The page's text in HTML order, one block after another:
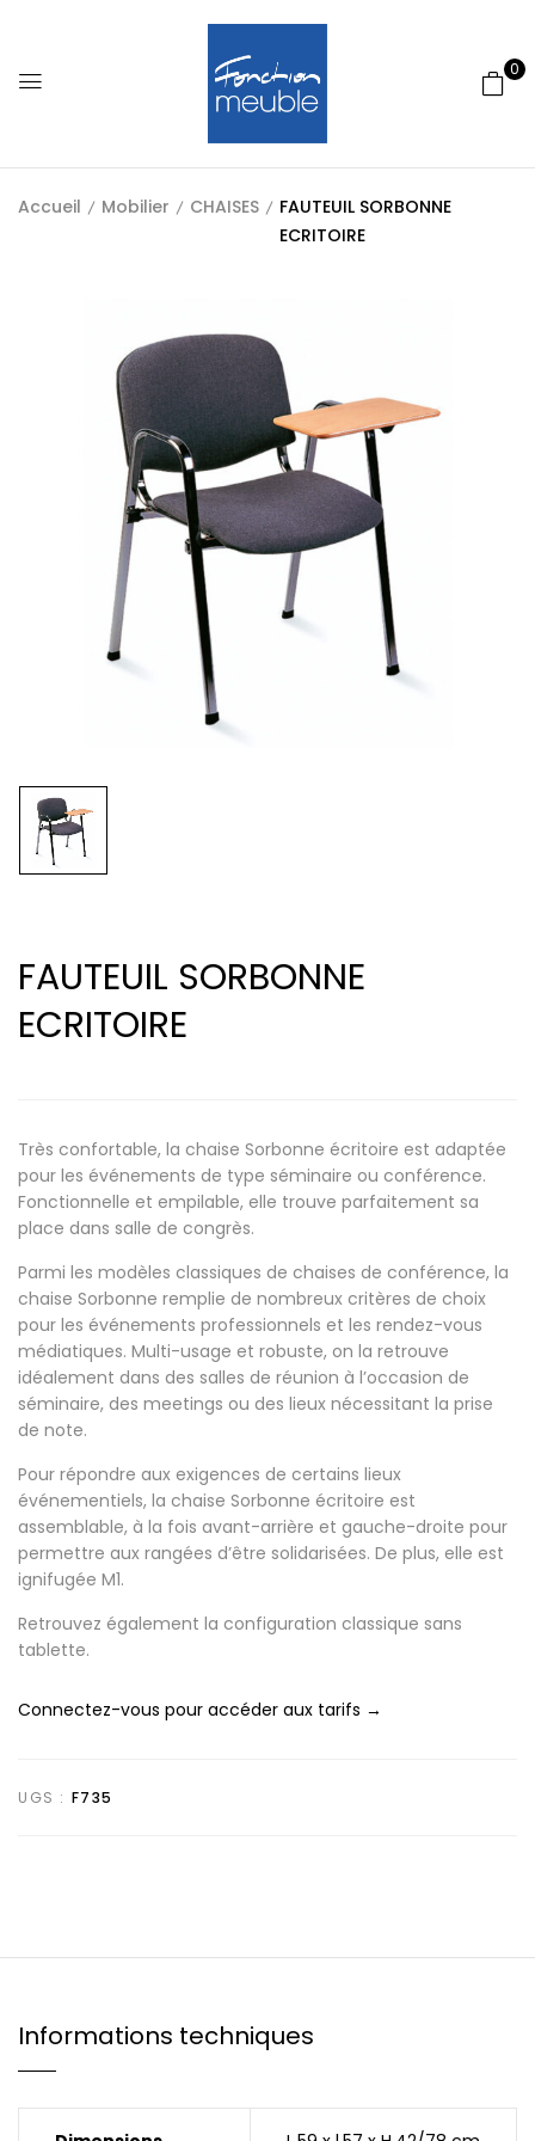
0
Accueil Mobilier CHAISES
FAUTEUIL SORBONNE
ECRITOIRE
FAUTEUIL SORBONNE
ECRITOIRE
Très confortable, la chaise Sorbonne écritoire est adaptée
pour les événements de type séminaire ou conférence.
Fonctionnelle et empilable, elle trouve parfaitement sa
place dans salle de congrès.
Parmi les modèles classiques de chaises de conférence, la
chaise Sorbonne remplie de nombreux critères de choix
pour les événements professionnels et les rendez-vous
médiatiques. Multi-usage et robuste, on la retrouve
idéalement dans des salles de réunion à l’occasion de
séminaire, des meetings ou des lieux nécessitant la prise
de note.
Pour répondre aux exigences de certains lieux
événementiels, la chaise Sorbonne écritoire est
assemblable, à la fois avant-arrière et gauche-droite pour
permettre aux rangées d’être solidarisées. De plus, elle est
ignifugée M1.
Retrouvez également la configuration classique sans
tablette.
Connectez-vous pour accéder aux tarifs →
UGS : F735
Informations techniques